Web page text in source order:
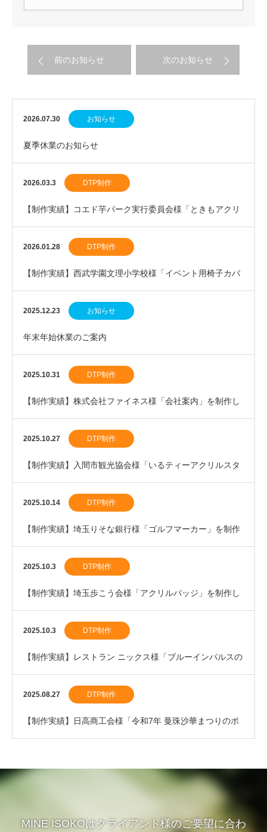
前のお知らせ 次のお知らせ
2026.07.30 お知らせ
夏季休業のお知らせ
2026.03.3 DTP制作
【制作実績】コエド芋パーク実行委員会様「ときもアクリ
ルスタンド」を制作しました。
2026.01.28 DTP制作
【制作実績】西武学園文理小学校様「イベント用椅子カバ
ー」を制作しました。
2025.12.23 お知らせ
年末年始休業のご案内
2025.10.31 DTP制作
【制作実績】株式会社ファイネス様「会社案内」を制作し
ました。
2025.10.27 DTP制作
【制作実績】入間市観光協会様「いるティーアクリルスタ
ンド」を制作しました。
2025.10.14 DTP制作
【制作実績】埼玉りそな銀行様「ゴルフマーカー」を制作
しました。
2025.10.3 DTP制作
【制作実績】埼玉歩こう会様「アクリルバッジ」を制作し
ました。
2025.10.3 DTP制作
【制作実績】レストラン ニックス様「ブルーインパルスの
割箸」を制作しました。
2025.08.27 DTP制作
【制作実績】日高商工会様「令和7年 曼珠沙華まつりのポ
MINE ISOKOはクライアント様のご要望に合わ